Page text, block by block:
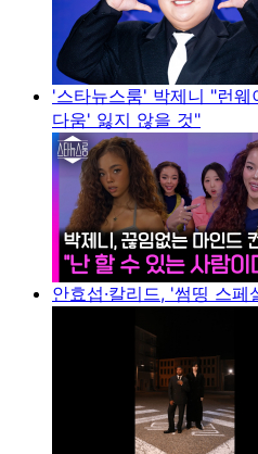
'스타뉴스룸' 박제니 "런
다움' 잃지 않을 것"
안효섭·칼리드, '썸띵 스